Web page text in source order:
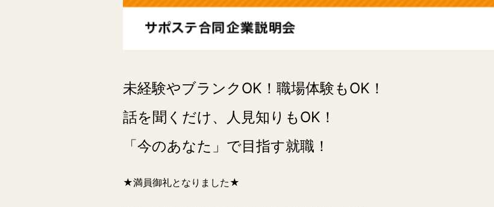
未経験やブランクOK！職場体験もOK！
話を聞くだけ、人見知りもOK！
「今のあなた」で目指す就職！
★満員御礼となりました★